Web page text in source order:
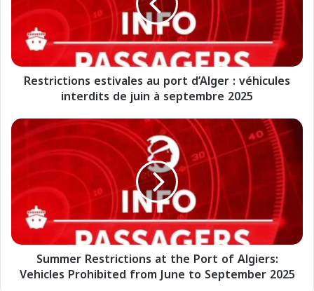
i
i
e
s
i
a
s
Restrictions estivales au port d’Alger : véhicules
interdits de juin à septembre 2025
S
u
m
r
s
Summer Restrictions at the Port of Algiers:
Vehicles Prohibited from June to September 2025